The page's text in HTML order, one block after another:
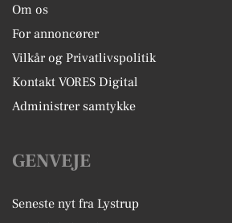
Om os
For annoncører
Vilkår og Privatlivspolitik
Kontakt VORES Digital
Administrer samtykke
GENVEJE
Seneste nyt fra Lystrup